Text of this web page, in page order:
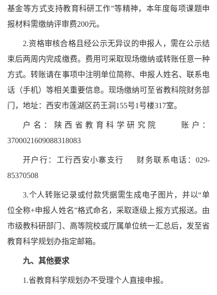
基金等方式支持教育科研工作”等精神，本年度每项课题申
报材料需缴纳评审费200元。
2.资格审核合格且经公示无异议的申报人，需在公示结
束后两周内完成缴费。费用可采取现场缴纳或转账任意一种
方式。转账请在事项中注明单位简称、申报人姓名、联系电
话（手机）等相关重要信息。现场缴纳可至省教科院财务部
门，地址：西安市莲湖区药王洞155号1号楼317室。
户名：陕西省教育科学研究院
账户：
3700021609088318083
开户行：工行西安小寨支行 财务联系电话： 029-
85370508
3.个人转账记录或付款凭据需生成电子图片，并以“单
位全称+申报人姓名”格式命名，采取逐级上报方式报送。由
市级教科研部门、高等院校或厅属单位统一汇总后，发至省
教育科学规划办指定邮箱。
九、其他要求
1.省教育科学规划办不受理个人直接申报。